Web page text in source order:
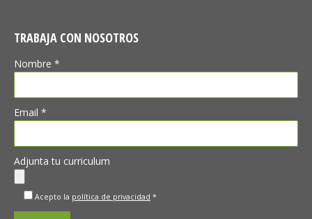
TRABAJA CON NOSOTROS
Nombre *
Email *
Adjunta tu curriculum
Acepto la política de privacidad *